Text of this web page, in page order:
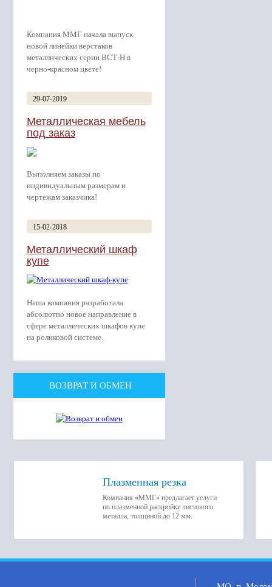
Компания ММГ начала выпуск
новой линейки верстаков
металлических серии ВСТ-Н в
черно-красном цвете!
29-07-2019
Металлическая мебель
под заказ
Выполняем заказы по
индивидуальным размерам и
чертежам заказчика!
15-02-2018
Металлический шкаф
купе
Наша компания разработала
абсолютно новое направление в
сфере металлических шкафов купе
на роликовой системе.
ВОЗВРАТ И ОБМЕН
Плазменная резка
Компания «ММГ» предлагает услуги
по плазменной раскройке листового
металла, толщиной до 12 мм.